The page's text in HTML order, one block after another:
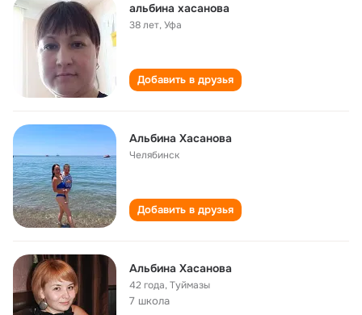
альбина хасанова
38 лет,Уфа
Добавить в друзья
Альбина Хасанова
Челябинск
Добавить в друзья
Альбина Хасанова
42 года,Туймазы
7 школа